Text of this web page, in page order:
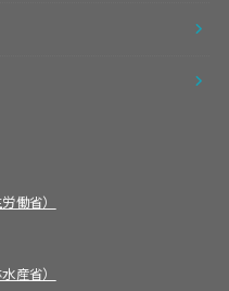
働省）
産省）